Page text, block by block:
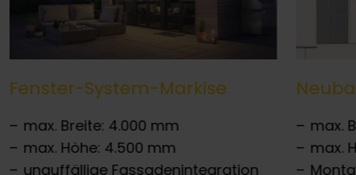
Fenster-System-Markise
max. Breite: 4.000 mm
max. Höhe: 4.500 mm
unauffällige Fassadenintegration
max.
max.